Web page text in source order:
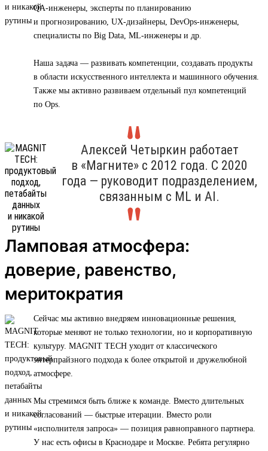
QA-инженеры, эксперты по планированию
и прогнозированию, UX-дизайнеры, DevOps-инженеры,
специалисты по Big Data, ML-инженеры и др.
Наша задача — развивать компетенции, создавать продукты
в области искусственного интеллекта и машинного обучения.
Также мы активно развиваем отдельный пул компетенций
по Ops.
Алексей Четыркин работает
в «Магните» с 2012 года. С 2020
года — руководит подразделением,
связанным с ML и AI.
Ламповая атмосфера:
доверие, равенство,
меритократия
Сейчас мы активно внедряем инновационные решения,
которые меняют не только технологии, но и корпоративную
культуру. MAGNIT TECH уходит от классического
энтерпрайзного подхода к более открытой и дружелюбной
атмосфере.
Мы стремимся быть ближе к команде. Вместо длительных
согласований — быстрые итерации. Вместо роли
«исполнителя запроса» — позиция равноправного партнера.
У нас есть офисы в Краснодаре и Москве. Ребята регулярно